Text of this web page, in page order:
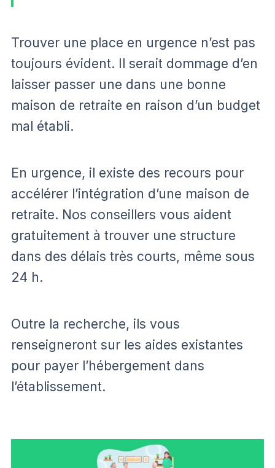
Trouver une place en urgence n’est pas
toujours évident. Il serait dommage d’en
laisser passer une dans une bonne
maison de retraite en raison d’un budget
mal établi.
En urgence, il existe des recours pour
accélérer l’intégration d’une maison de
retraite. Nos conseillers vous aident
gratuitement à trouver une structure
dans des délais très courts, même sous
24 h.
Outre la recherche, ils vous
renseigneront sur les aides existantes
pour payer l’hébergement dans
l’établissement.